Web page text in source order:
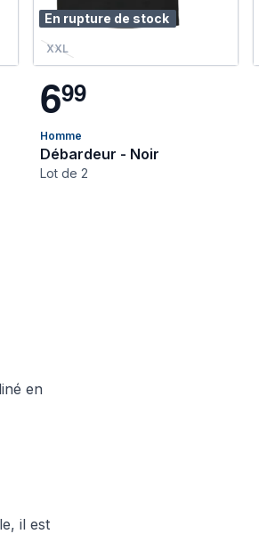
En rupture de stock
XXL
699
Homme
Débardeur - Noir
Lot de 2
en
il est